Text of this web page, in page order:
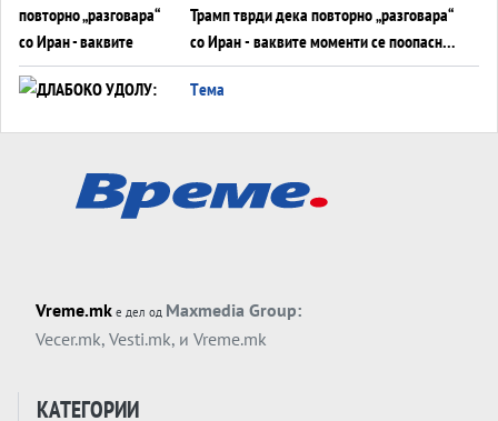
Трамп тврди дека повторно „разговара“
со Иран - ваквите моменти се поопасни
од отворените закани
Tема
Tема
АТОМСКО ДОМИНО НА БЛИСКИОТ
ОД ШАХЕД ДО СВЕТСКА ВОЈНА?
Обвинувањето кон Русија го поврзува
Vreme.mk е дел од Maxmedia Group:
Vecer.mk, Vesti.mk, и Vreme.mk
КАТЕГОРИИ